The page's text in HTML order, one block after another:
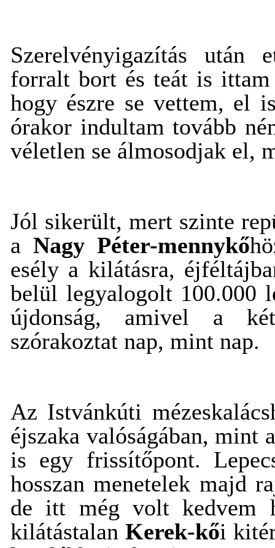
Szerelvényigazítás után
forralt bort és teát is
hogy észre se vettem, el
órakor indultam tovább
véletlen se álmosodjak el,
Jól sikerült, mert szinte
a Nagy Péter-mennykő
esély a kilátásra,
belül legyalogolt 100.000
újdonság, amivel a
szórakoztat nap, mint nap.
Az Istvánkúti
éjszaka valóságában, mint
is egy frissítőpont.
hosszan menetelek majd
de itt még volt kedvem
kilátástalan Kerek-kői